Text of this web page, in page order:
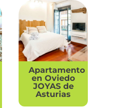
Apartamento
en Oviedo
JOYAS de
Asturias